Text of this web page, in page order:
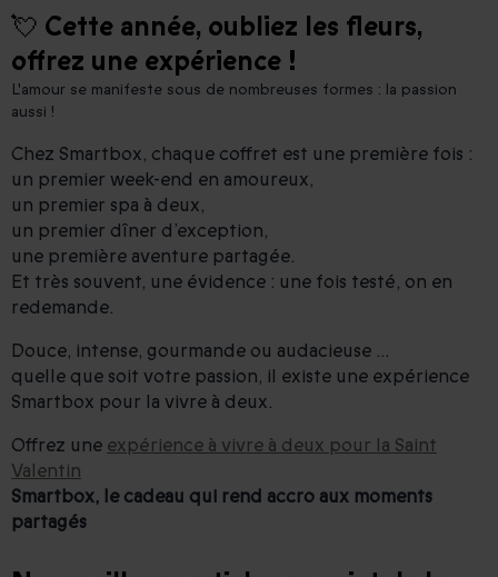
💘 Cette année, oubliez les fleurs,
offrez une expérience !
L'amour se manifeste sous de nombreuses formes : la passion
aussi !
Chez Smartbox, chaque coffret est une première fois :
un premier week-end en amoureux,
un premier spa à deux,
un premier dîner d’exception,
une première aventure partagée.
Et très souvent, une évidence : une fois testé, on en
redemande.
Douce, intense, gourmande ou audacieuse ...
quelle que soit votre passion, il existe une expérience
Smartbox pour la vivre à deux.
Offrez une expérience à vivre à deux pour la Saint
Valentin
Smartbox, le cadeau qui rend accro aux moments
partagés